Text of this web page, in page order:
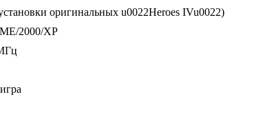
оригинальных u0022Heroes IVu0022)
2000/XP
игра